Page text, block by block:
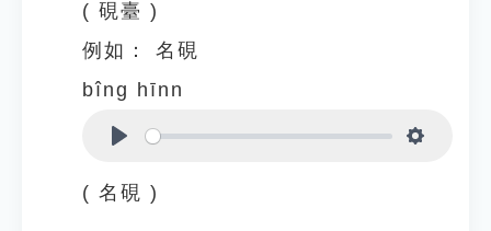
( 硯臺 )
例如：
名硯
bîng hīnn
( 名硯 )